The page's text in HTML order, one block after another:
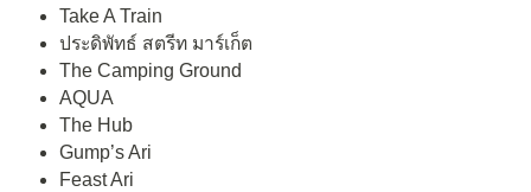
Take A Train
ประดิพัทธ์ สตรีท มาร์เก็ต
The Camping Ground
AQUA
The Hub
Gump’s Ari
Feast Ari